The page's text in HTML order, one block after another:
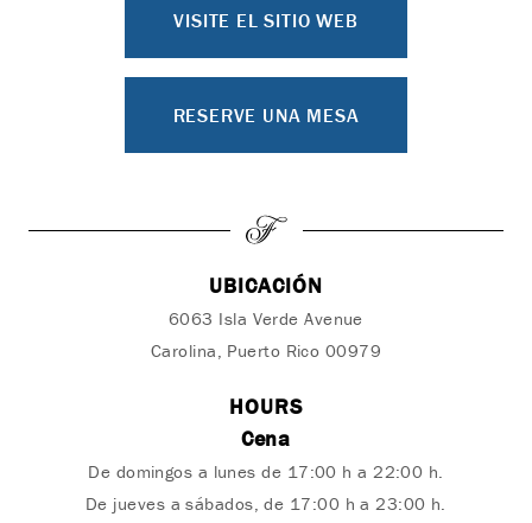
VISITE EL SITIO WEB
RESERVE UNA MESA
UBICACIÓN
6063 Isla Verde Avenue
Carolina, Puerto Rico 00979
HOURS
Cena
De domingos a lunes de 17:00 h a 22:00 h.
De jueves a sábados, de 17:00 h a 23:00 h.